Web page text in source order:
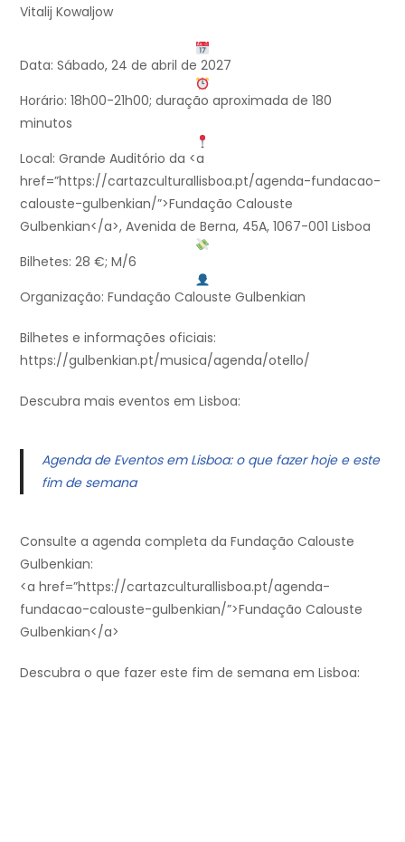
Vitalij Kowaljow
Data: Sábado, 24 de abril de 2027
Horário: 18h00-21h00; duração aproximada de 180
minutos
Local: Grande Auditório da <a
href=”https://cartazculturallisboa.pt/agenda-fundacao-
calouste-gulbenkian/”>Fundação Calouste
Gulbenkian</a>, Avenida de Berna, 45A, 1067-001 Lisboa
Bilhetes: 28 €; M/6
Organização: Fundação Calouste Gulbenkian
Bilhetes e informações oficiais:
https://gulbenkian.pt/musica/agenda/otello/
Descubra mais eventos em Lisboa:
Agenda de Eventos em Lisboa: o que fazer hoje e este
fim de semana
Consulte a agenda completa da Fundação Calouste
Gulbenkian:
<a href=”https://cartazculturallisboa.pt/agenda-
fundacao-calouste-gulbenkian/”>Fundação Calouste
Gulbenkian</a>
Descubra o que fazer este fim de semana em Lisboa: